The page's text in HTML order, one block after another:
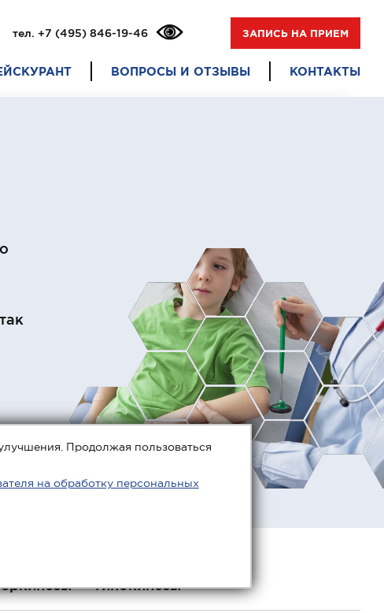
тел. +7 (495) 846-19-46 ЗАПИСЬ НА ПРИЕМ
ВОПРОСЫ И ОТЗЫВЫ КОНТАКТЫ
Гипокинезы
Продолжая пользоваться
на обработку персональных